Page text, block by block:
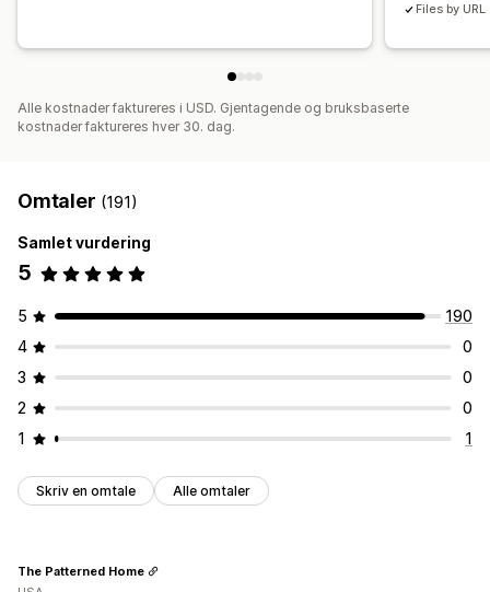
Files by URL
Alle kostnader faktureres i USD. Gjentagende og bruksbaserte
kostnader faktureres hver 30. dag.
Omtaler (191)
Samlet vurdering
5
5
190
4
0
3
0
2
0
1
1
Skriv en omtale Alle omtaler
The Patterned Home